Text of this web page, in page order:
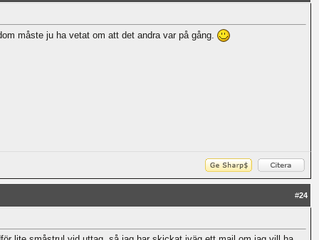
måste ju ha vetat om att det andra var på gång.
#24